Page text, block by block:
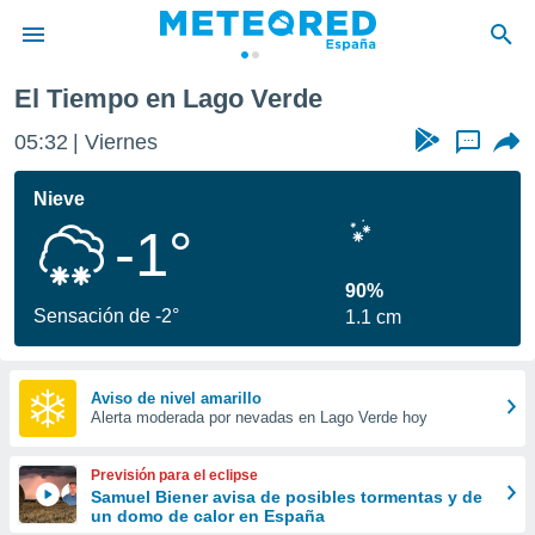
de
por
se
calidad.
a este
las
y
forma
digital
basada
El Tiempo en Lago Verde
05:32 Viernes ...
Nieve
-1°
Sensación de -2°
90%
1.1 cm
Aviso de nivel amarillo
Alerta moderada por nevadas en Lago Verde hoy
Previsión para el eclipse
Samuel Biener avisa de posibles tormentas y de
un domo de calor en España